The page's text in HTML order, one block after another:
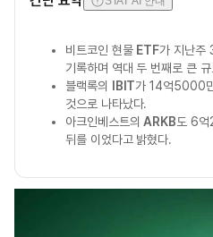
비트코인 현물 ETF가 지난주
기록하며 역대 두 번째로 큰
블랙록의
IBIT가 14억5000
것으로 나타났다.
아크인베스트의ARKB도 6억
뒤를 이었다고 밝혔다.